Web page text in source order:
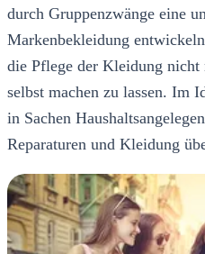
durch Gruppenzwänge eine
Markenbekleidung
die Pflege der Kleidung nicht
selbst machen zu lassen. Im
in Sachen
Reparaturen und Kleidung